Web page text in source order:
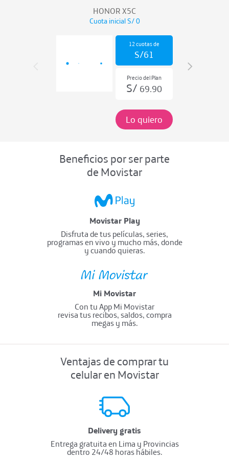
HONOR X5C
Cuota inicial S/0
12cuotas de
S/61
Precio del Plan
S/ 69.90
Lo quiero
Beneficios por ser parte
de Movistar
Movistar Play
Disfruta de tus películas, series,
programas en vivo y mucho más, donde
y cuando quieras.
Mi Movistar
Con tu App Mi Movistar
revisa tus recibos, saldos, compra
megas y más.
Ventajas de comprar tu
celular en Movistar
Delivery gratis
Entrega gratuita en Lima y Provincias
dentro 24/48 horas hábiles.